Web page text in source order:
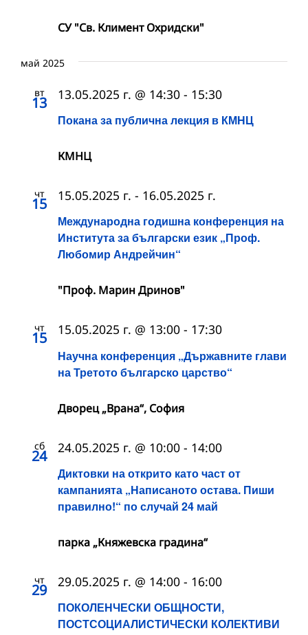
СУ "Св. Климент Охридски"
май 2025
вт
13
Покана за публична лекция в КМНЦ
13.05.2025 г. @ 14:30 - 15:30
КМНЦ
чт
15
Международна годишна конференция на
Института за български език „Проф.
Любомир Андрейчин“
15.05.2025 г. - 16.05.2025 г.
"Проф. Марин Дринов"
чт
15
Научна конференция „Държавните глави
на Третото българско царство“
15.05.2025 г. @ 13:00 - 17:30
Дворец „Врана“, София
сб
24
Диктовки на открито като част от
кампанията „Написаното остава. Пиши
правилно!“ по случай 24 май
24.05.2025 г. @ 10:00 - 14:00
парка „Княжевска градина“
чт
29
ПОКОЛЕНЧЕСКИ ОБЩНОСТИ,
ПОСТСОЦИАЛИСТИЧЕСКИ КОЛЕКТИВИ
29.05.2025 г. @ 14:00 - 16:00